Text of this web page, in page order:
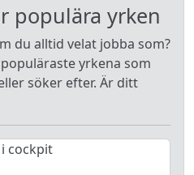
populära yrken
du alltid velat jobba som?
yrkena som
söker efter. Är ditt